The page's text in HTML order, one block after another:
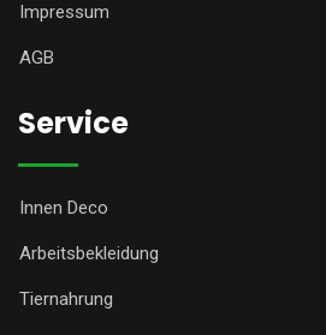
Impressum
AGB
Service
Innen Deco
Arbeitsbekleidung
Tiernahrung